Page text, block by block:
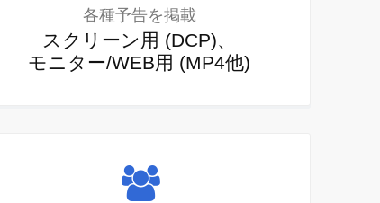
各種予告を掲載
スクリーン用 (DCP)、
モニター/WEB用 (MP4他)